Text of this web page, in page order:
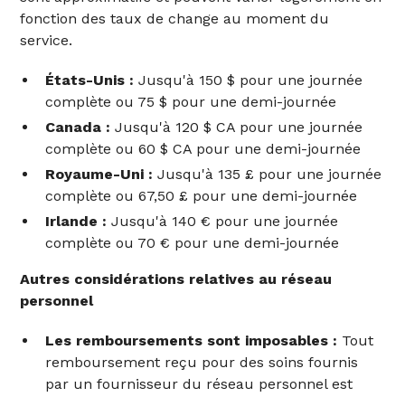
fonction des taux de change au moment du
service.
États-Unis :Jusqu'à 150 $ pour une journée
complète ou 75 $ pour une demi-journée
Canada :Jusqu'à 120 $ CA pour une journée
complète ou 60 $ CA pour une demi-journée
Royaume-Uni : Jusqu'à 135 £ pour une journée
complète ou 67,50 £ pour une demi-journée
Irlande : Jusqu'à 140 € pour une journée
complète ou 70 € pour une demi-journée
Autres considérations relatives au réseau
personnel
Les remboursements sont imposables : Tout
remboursement reçu pour des soins fournis
par un fournisseur du réseau personnel est